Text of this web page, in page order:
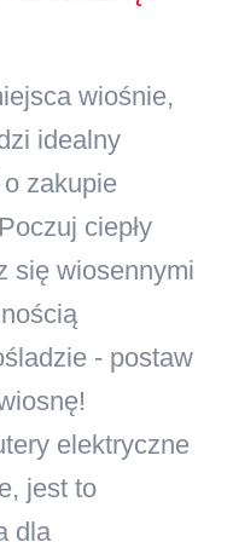
wiośnie,
idealny
zakupie
ciepły
się wiosennymi
- postaw
elektryczne
jest to
dla